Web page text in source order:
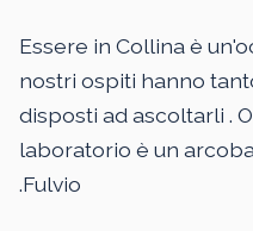
Essere in Collina è
nostri ospiti hanno
disposti ad ascoltarli .
laboratorio è un
.Fulvio